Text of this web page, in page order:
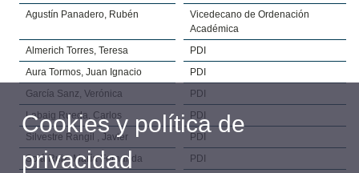
Agustín Panadero, Rubén
Vicedecano de Ordenación
Académica
Almerich Torres, Teresa
PDI
Aura Tormos, Juan Ignacio
PDI
García Sanz, Verónica
PDI
Labaig Rueda, Carlos
PDI
Silvestre Rangil , Javier
PDI
Solá Ruiz, María Fernanda
PDI
Cookies y política de
privacidad